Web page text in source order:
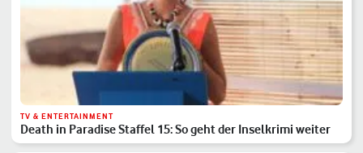
TV & ENTERTAINMENT
Death in Paradise Staffel 15: So geht der Inselkrimi weiter